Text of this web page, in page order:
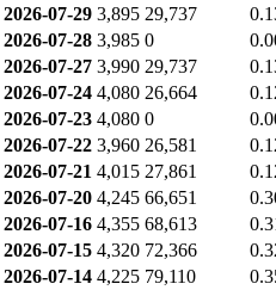
2026-07-29 3,895 29,737
2026-07-28 3,985 0
2026-07-27 3,990 29,737
2026-07-24 4,080 26,664
2026-07-23 4,080 0
2026-07-22 3,960 26,581
2026-07-21 4,015 27,861
2026-07-20 4,245 66,651
2026-07-16 4,355 68,613
2026-07-15 4,320 72,366
2026-07-14 4,225 79,110